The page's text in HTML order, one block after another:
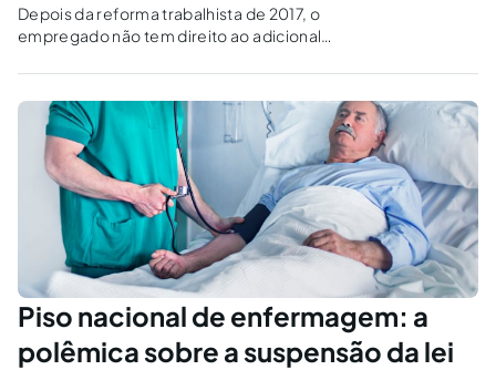
Depois da reforma trabalhista de 2017, o
empregado não tem direito ao adicional
durante o período noturno e continue
prestando após as 5 horas da manhã.
Piso nacional de enfermagem: a
polêmica sobre a suspensão da lei